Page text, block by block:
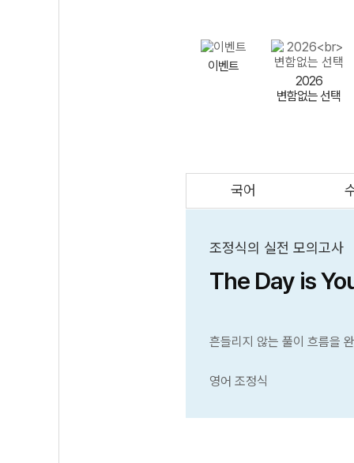
이벤트
2026
변함없는 선택
국어
조정식의 실전 모의고사
The Day is
흔들리지 않는 풀이 흐름을
영어 조정식